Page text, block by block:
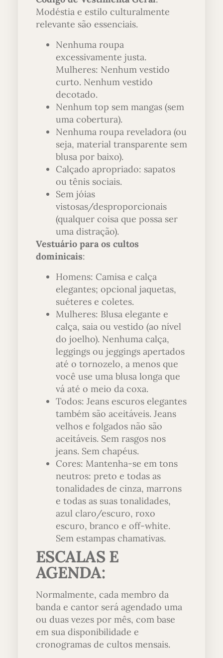
Modéstia e estilo culturalmente
relevante são essenciais.
Nenhuma roupa
excessivamente justa.
Mulheres: Nenhum vestido
curto. Nenhum vestido
decotado.
Nenhum top sem mangas (sem
uma cobertura).
Nenhuma roupa reveladora (ou
seja, material transparente sem
blusa por baixo).
Calçado apropriado: sapatos
ou tênis sociais.
Sem jóias
vistosas/desproporcionais
(qualquer coisa que possa ser
uma distração).
Vestuário para os cultos
dominicais:
Homens: Camisa e calça
elegantes; opcional jaquetas,
suéteres e coletes.
Mulheres: Blusa elegante e
calça, saia ou vestido (ao nível
do joelho). Nenhuma calça,
leggings ou jeggings apertados
até o tornozelo, a menos que
você use uma blusa longa que
vá até o meio da coxa.
Todos: Jeans escuros elegantes
também são aceitáveis. Jeans
velhos e folgados não são
aceitáveis. Sem rasgos nos
jeans. Sem chapéus.
Cores: Mantenha-se em tons
neutros: preto e todas as
tonalidades de cinza, marrons
e todas as suas tonalidades,
azul claro/escuro, roxo
escuro, branco e off-white.
Sem estampas chamativas.
ESCALAS E
AGENDA:
Normalmente, cada membro da
banda e cantor será agendado uma
ou duas vezes por mês, com base
em sua disponibilidade e
cronogramas de cultos mensais.